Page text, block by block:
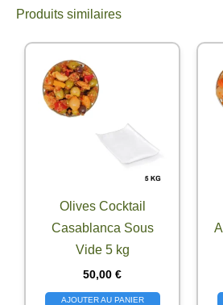
Produits similaires
Olives Cocktail
Casablanca Sous
Vide 5 kg
50,00 €
AJOUTER AU PANIER